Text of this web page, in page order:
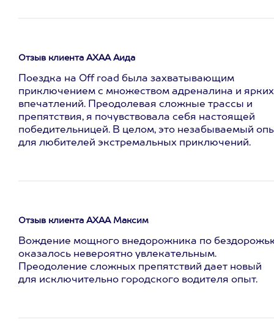
Отзыв клиента АХАА Аида
Поездка на Off road была захватывающим
приключением с множеством адреналина и ярких
впечатлений. Преодолевая сложные трассы и
препятствия, я почувствовала себя настоящей
победительницей. В целом, это незабываемый
для любителей экстремальных приключений.
Отзыв клиента АХАА Максим
Вождение мощного внедорожника по
оказалось невероятно увлекательным.
Преодоление сложных препятствий дает новый
для исключительно городского водителя опыт.